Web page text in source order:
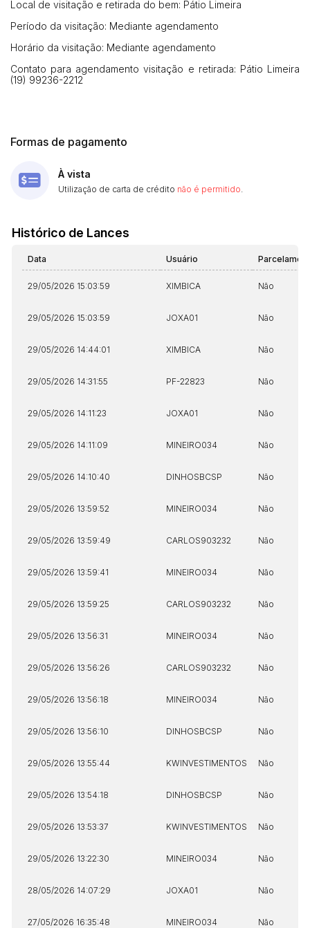
Local de visitação e retirada do bem: Pátio Limeira
Período da visitação: Mediante agendamento
Horário da visitação: Mediante agendamento
Contato para agendamento visitação e retirada: Pátio Limeira
(19) 99236-2212
Formas de pagamento
À vista
Utilização de carta de crédito não é permitido
Histórico de Lances
Data Usuário
29/05/2026 15:03:59 XIMBICA Não
29/05/2026 15:03:59 JOXA01 Não
29/05/2026 14:44:01 XIMBICA Não
29/05/2026 14:31:55 PF-22823 Não
29/05/2026 14:11:23 JOXA01 Não
29/05/2026 14:11:09 MINEIRO034 Não
29/05/2026 14:10:40 DINHOSBCSP Não
29/05/2026 13:59:52 MINEIRO034 Não
29/05/2026 13:59:49 CARLOS903232 Não
29/05/2026 13:59:41 MINEIRO034 Não
29/05/2026 13:59:25 CARLOS903232 Não
29/05/2026 13:56:31 MINEIRO034 Não
29/05/2026 13:56:26 CARLOS903232 Não
29/05/2026 13:56:18 MINEIRO034 Não
29/05/2026 13:56:10 DINHOSBCSP Não
29/05/2026 13:55:44 KWINVESTIMENTOS Não
29/05/2026 13:54:18 DINHOSBCSP Não
29/05/2026 13:53:37 KWINVESTIMENTOS Não
29/05/2026 13:22:30 MINEIRO034 Não
28/05/2026 14:07:29 JOXA01 Não
27/05/2026 16:35:48 MINEIRO034 Não
Envie sua Proposta
(Art. 895, CPC)
Habilite-se para efetuar lances ou